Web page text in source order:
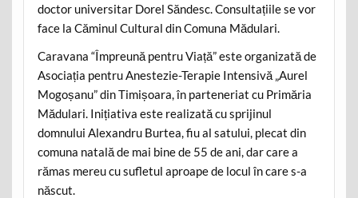
doctor universitar Dorel Săndesc. Consultațiile se vor
face la Căminul Cultural din Comuna Mădulari.
Caravana “Împreună pentru Viață” este organizată de
Asociația pentru Anestezie-Terapie Intensivă „Aurel
Mogoșanu” din Timișoara, în parteneriat cu Primăria
Mădulari. Inițiativa este realizată cu sprijinul
domnului Alexandru Burtea, fiu al satului, plecat din
comuna natală de mai bine de 55 de ani, dar care a
rămas mereu cu sufletul aproape de locul în care s-a
născut.